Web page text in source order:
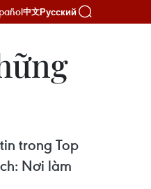
中文Русский
trong Top
Nơi làm